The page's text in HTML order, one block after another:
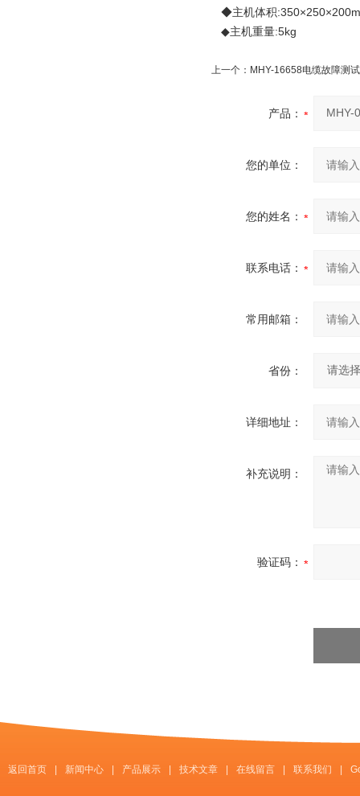
◆主机体积
◆主机重量:5kg
上一个： MHY-16658电缆故障测
产品：
您的单位：
您的姓名：
联系电话：
常用邮箱：
省份：
详细地址：
补充说明：
验证码：
返回首页 新闻中心 产品展示 技术文章 在线留言 联系我们